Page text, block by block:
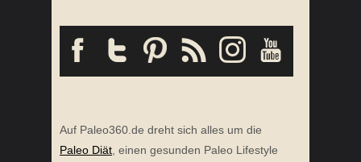
Auf Paleo360.de dreht sich alles um die
Paleo Diät , einen gesunden Paleo Lifestyle